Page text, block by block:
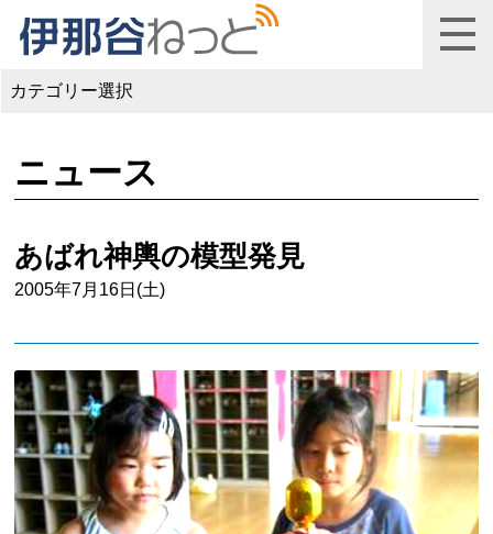
カテゴリー選択
ニュース
あばれ神輿の模型発見
2005年7月16日(土)